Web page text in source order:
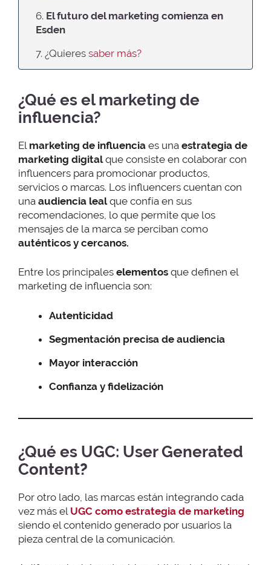
6. El futuro del marketing comienza en
Esden
7. ¿Quieres saber más?
¿Qué es el marketing de
influencia?
El marketing de influencia es una estrategia de
marketing digitalque consiste en colaborar con
influencers para promocionar productos,
servicios o marcas. Los influencers cuentan con
una audiencia lealque confía en sus
recomendaciones, lo que permite que los
mensajes de la marca se perciban como
auténticos y cercanos.
Entre los principales elementos que definen el
marketing de influencia son:
Autenticidad
Segmentación precisa de audiencia
Mayor interacción
Confianza y fidelización
¿Qué es UGC: User Generated
Content?
Por otro lado, las marcas están integrando cada
vez más el UGC como estrategia de marketing
siendo el contenido generado por usuarios la
pieza central de la comunicación.